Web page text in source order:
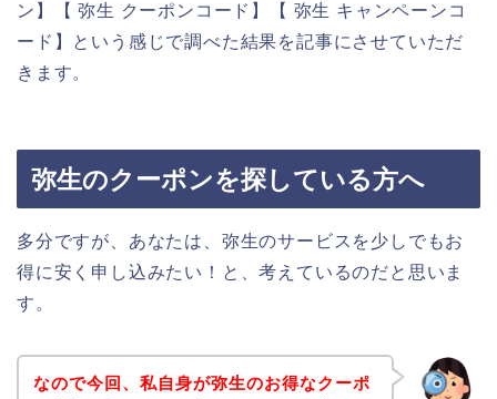
ン】【 弥生 クーポンコード】【 弥生 キャンペーンコ
ード】という感じで調べた結果を記事にさせていただ
きます。
弥生のクーポンを探している方へ
多分ですが、あなたは、弥生のサービスを少しでもお
得に安く申し込みたい！と、考えているのだと思いま
す。
なので今回、私自身が弥生のお得なクーポ